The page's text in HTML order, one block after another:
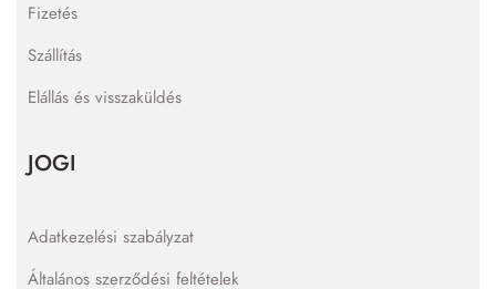
Fizetés
Szállítás
Elállás és visszaküldés
JOGI
Adatkezelési szabályzat
Általános szerződési feltételek